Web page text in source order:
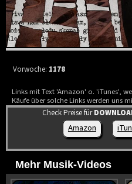
Vorwoche: 1178
Links mit Text 'Amazon' o. 'iTunes',
Käufe über solche Links werden uns
Check Preise für
Amazon
Mehr Musik-Videos